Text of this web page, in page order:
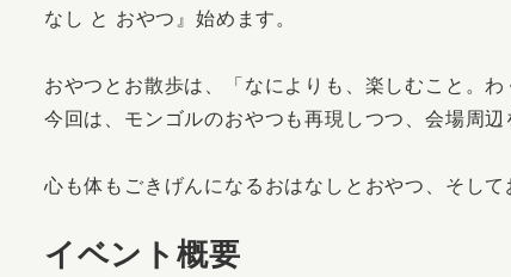
なし と おやつ』始めます。
おやつとお散歩は、「なによりも、楽しむこと。
今回は、モンゴルのおやつも再現しつつ、会場周
心も体もごきげんになるおはなしとおやつ、そし
イベント概要